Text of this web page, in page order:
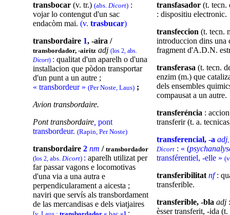
transbocar (v. tr.) (abs. Dicort) :
vojar lo contengut d'un sac
endacòm mai. (v. trasbucar)
transbordaire 1, -aira /
transbordador, -airitz adj (los 2, abs.
Dicort) : qualitat d'un aparelh o d'una
installacion que pòdon transportar
d'un punt a un autre ;
« transbordeur » (Per Noste, Laus) ;
Avion transbordaire.
Pont transbordaire pont
transbordeur. (Rapin, Per Noste)
transbordaire 2 nm / transbordador
(los 2, abs. Dicort) : aparelh utilizat per
far passar vagons e locomotivas
d'una via a una autra e
perpendicularament a aicesta ;
naviri que servís als transbordament
de las mercandisas e dels viatjaires
transfasador (t. tecn.
: dispositiu electronic.
transfeccion (t. tecn.
introduccion dins una
fragment d'A.D.N.
transferasa (t. tecn.
enzim (m.) que
dels ensembles
compausat a un autre.
transferéncia :
transferir (t. a.
transferencial, -a adj
Dicort : « (
transférentiel, -elle »
transferibilitat nf:
transferible.
transferible, -bla adj
èsser transferit, -ida (t.